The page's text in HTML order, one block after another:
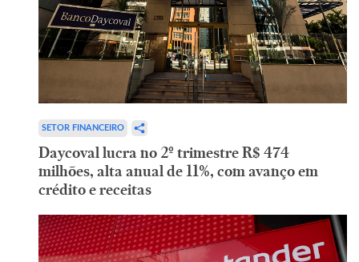
SETOR FINANCEIRO
Daycoval lucra no 2º trimestre R$ 474
milhões, alta anual de 11%, com avanço em
crédito e receitas